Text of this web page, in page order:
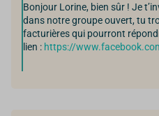
Bonjour Lorine, bien sûr ! Je
dans notre groupe ouvert, tu
facturières qui pourront
lien : https://